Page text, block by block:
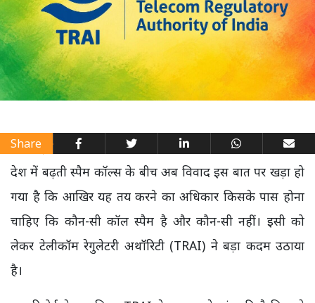
Share
देश में बढ़ती स्पैम कॉल्स के बीच अब विवाद इस बात पर खड़ा हो
गया है कि आखिर यह तय करने का अधिकार किसके पास होना
चाहिए कि कौन-सी कॉल स्पैम है और कौन-सी नहीं। इसी को
लेकर टेलीकॉम रेगुलेटरी अथॉरिटी (TRAI) ने बड़ा कदम उठाया
है।